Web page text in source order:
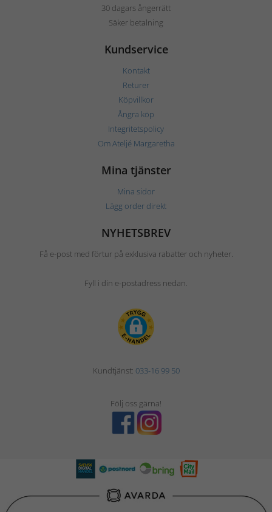
30 dagars ångerrätt
Säker betalning
Kundservice
Kontakt
Returer
Köpvillkor
Ångra köp
Integritetspolicy
Om Ateljé Margaretha
Mina tjänster
Mina sidor
Lägg order direkt
NYHETSBREV
Få e-post med förtur på exklusiva rabatter och nyheter.
Fyll i din e-postadress nedan.
Kundtjänst: 033-16 99 50
Följ oss gärna!